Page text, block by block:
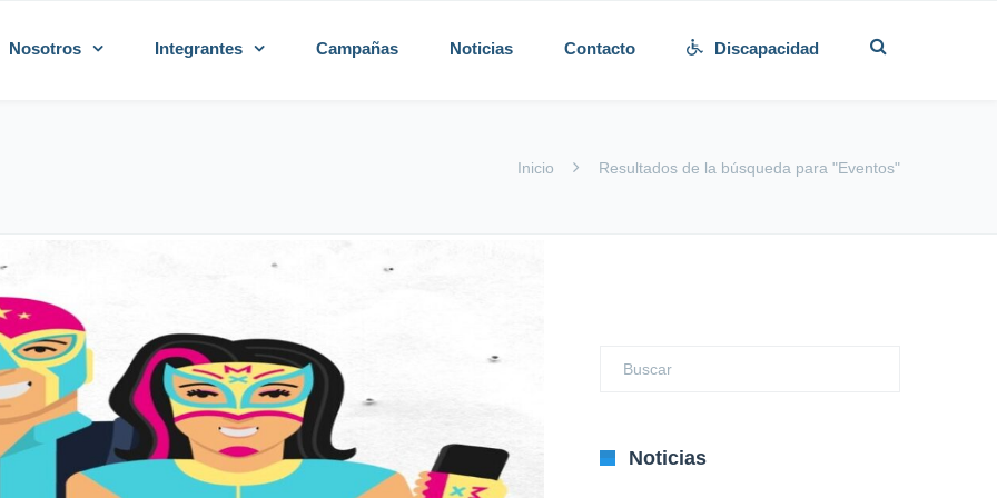
Nosotros Integrantes Campañas Noticias Contacto Discapacidad
Inicio Resultados de la búsqueda para "Eventos"
Noticias